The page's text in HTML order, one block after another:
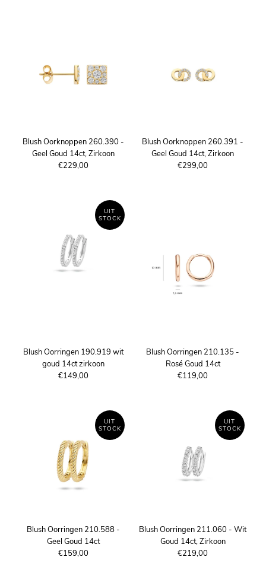
Blush Oorknoppen 260.390 -
Geel Goud 14ct, Zirkoon
€229,00
Blush Oorknoppen 260.391 -
Geel Goud 14ct, Zirkoon
€299,00
UIT
STOCK
Blush Oorringen 190.919 wit
goud 14ct zirkoon
€149,00
Blush Oorringen 210.135 -
Rosé Goud 14ct
€119,00
UIT
STOCK
Blush Oorringen 210.588 -
Geel Goud 14ct
€159,00
UIT
STOCK
Blush Oorringen 211.060 - Wit
Goud 14ct, Zirkoon
€219,00